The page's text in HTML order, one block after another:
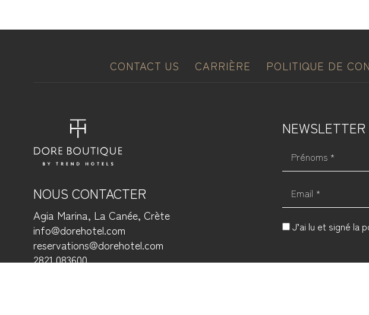
CONTACT US CARRIÈRE POLITIQUE DE
NOUS CONTACTER
Agia Marina, La Canée, Crète
info@dorehotel.com
reservations@dorehotel.com
2821 083600
NEWSLETTER
J’ai lu et signé la